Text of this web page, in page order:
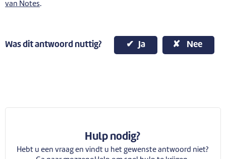
van Notes.
Was dit antwoord nuttig? Ja Nee
Hulp nodig?
Hebt u een vraag en vindt u het gewenste antwoord niet?